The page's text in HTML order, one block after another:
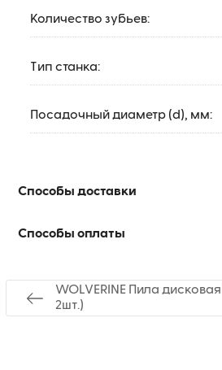
Количество зубьев:
Тип станка:
Посадочный диаметр (d), мм:
Способы доставки
Способы оплаты
WOLVERINE Пила
2шт.)